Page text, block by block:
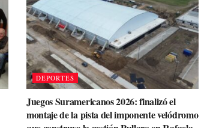
DEPORTES
Juegos Suramericanos 2026: finalizó el
montaje de la pista del imponente velódromo